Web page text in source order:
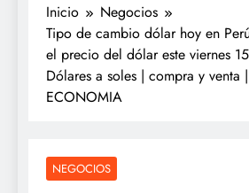
Inicio
Negocios
Tipo de cambio dólar hoy en
el precio del dólar este viernes
Dólares a soles | compra y venta
ECONOMIA
NEGOCIOS